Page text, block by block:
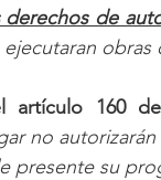
derechos de
ejecutaran
artículo 160
no
presente su